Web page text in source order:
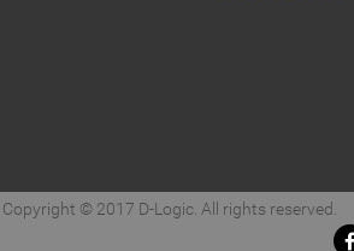
Copyright © 2017 D-Logic. All rights reserved.